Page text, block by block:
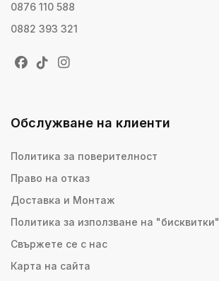
0876 110 588
0882 393 321
Обслужване на клиенти
Политика за поверителност
Право на отказ
Доставка и Монтаж
Политика за използване на "бисквитки"
Свържете се с нас
Карта на сайта